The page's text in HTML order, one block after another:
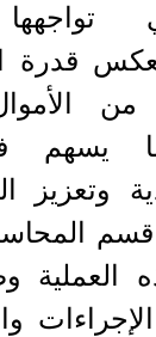
قدرة
من
يسهم
وتعزيز